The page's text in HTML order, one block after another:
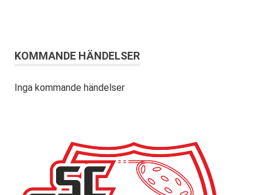
KOMMANDE HÄNDELSER
Inga kommande händelser